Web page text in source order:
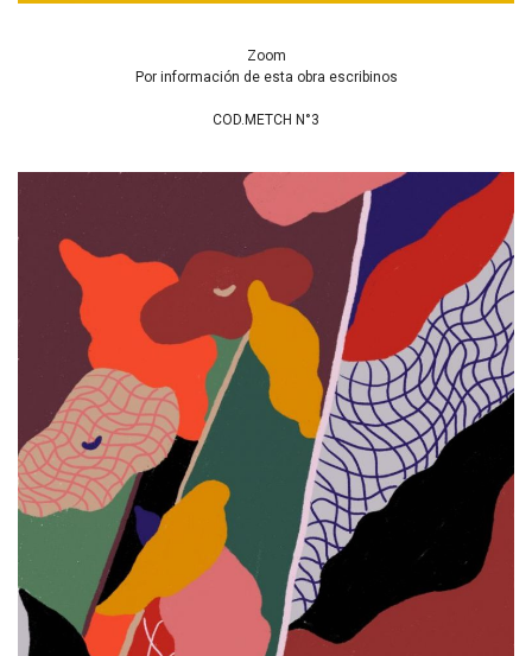
Zoom
Por información de esta obra escribinos
COD.METCH N°3